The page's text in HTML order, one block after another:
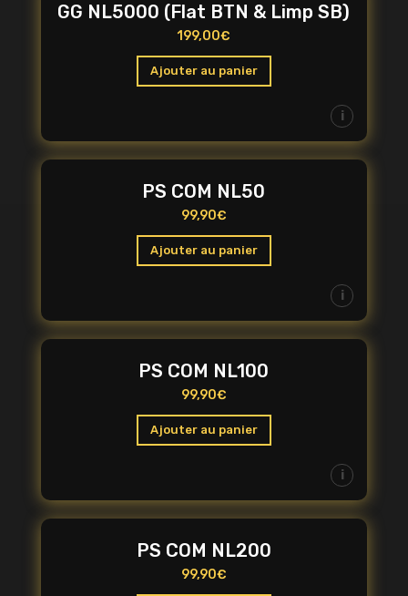
GG NL5000 (Flat BTN & Limp SB)
199,00€
Ajouter au panier
i
PS COM NL50
99,90€
Ajouter au panier
i
PS COM NL100
99,90€
Ajouter au panier
i
PS COM NL200
99,90€